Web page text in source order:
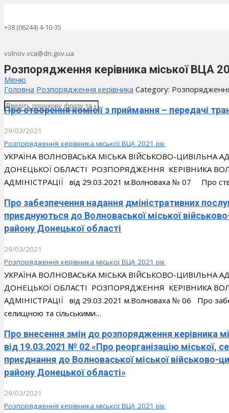
+38 (06244) 4-10-35
volnov.vca@dn.gov.ua
Меню
Розпорядження керівника міської ВЦА
Головна Розпорядження керівника Category:
Про створення комісії з приймання – передачі
29/03/2021
Розпорядження керівника міської ВЦА 2021 рік
УКРАЇНА ВОЛНОВАСЬКА МІСЬКА ВІЙСЬКОВО-ЦИВІЛЬНА
ДОНЕЦЬКОЇ ОБЛАСТІ РОЗПОРЯДЖЕННЯ КЕРІВНИКА
АДМІНІСТРАЦІЇ від 29.03.2021 м.Волноваха № 07 Про
Про забезпечення надання дміністративних
приєднуються до Волноваської міської
району Донецької області
29/03/2021
Розпорядження керівника міської ВЦА 2021 рік
УКРАЇНА ВОЛНОВАСЬКА МІСЬКА ВІЙСЬКОВО-ЦИВІЛЬНА
ДОНЕЦЬКОЇ ОБЛАСТІ РОЗПОРЯДЖЕННЯ КЕРІВНИКА
АДМІНІСТРАЦІЇ від 29.03.2021 м.Волноваха № 06 Про
селищною та сільськими…
Про внесення змін до розпорядження керівника
від 19.03.2021 № 02 «Про реорганізацію міської,
приєднання до Волноваської міської військово-
району Донецької області»
29/03/2021
Розпорядження керівника міської ВЦА 2021 рік